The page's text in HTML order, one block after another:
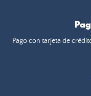
Pago con tarjeta de